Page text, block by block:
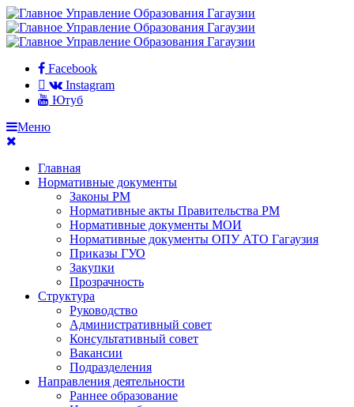
Facebook
Instagram
Ютуб
Меню
Главная
Нормативные документы
Законы РМ
Нормативные акты Правительства РМ
Нормативные документы МОИ
Нормативные документы ОПУ АТО Гагаузия
Приказы ГУО
Закупки
Прозрачность
Структура
Руководство
Административный совет
Консультативный совет
Вакансии
Подразделения
Направления деятельности
Раннее образование